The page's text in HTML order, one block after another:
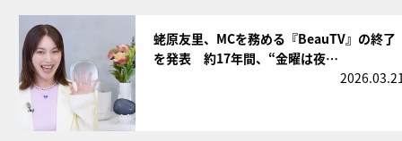
蛯原友里、MCを務める『BeauTV』の終了
を発表 約17年間、“金曜は夜…